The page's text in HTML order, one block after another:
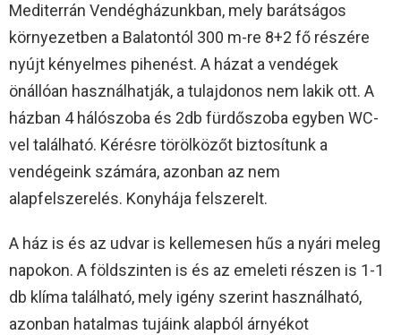
Mediterrán Vendégházunkban, mely barátságos
környezetben a Balatontól 300 m-re 8+2 fő részére
nyújt kényelmes pihenést. A házat a vendégek
önállóan használhatják, a tulajdonos nem lakik ott. A
házban 4 hálószoba és 2db fürdőszoba egyben WC-
vel található. Kérésre törölközőt biztosítunk a
vendégeink számára, azonban az nem
alapfelszerelés. Konyhája felszerelt.
A ház is és az udvar is kellemesen hűs a nyári meleg
napokon. A földszinten is és az emeleti részen is 1-1
db klíma található, mely igény szerint használható,
azonban hatalmas tujáink alapból árnyékot